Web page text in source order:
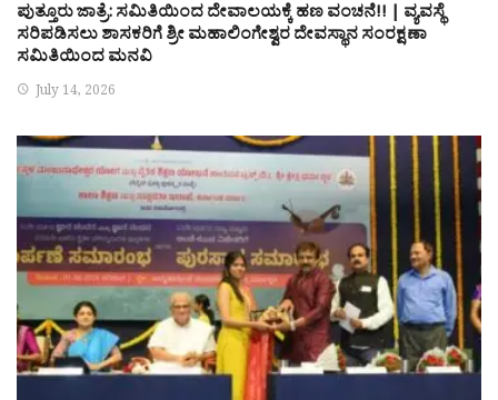
ಪುತ್ತೂರು ಜಾತ್ರೆ: ಸಮಿತಿಯಿಂದ ದೇವಾಲಯಕ್ಕೆ ಹಣ ವಂಚನೆ!! | ವ್ಯವಸ್ಥೆ
ಸರಿಪಡಿಸಲು ಶಾಸಕರಿಗೆ ಶ್ರೀ ಮಹಾಲಿಂಗೇಶ್ವರ ದೇವಸ್ಥಾನ ಸಂರಕ್ಷಣಾ
ಸಮಿತಿಯಿಂದ ಮನವಿ
July 14, 2026